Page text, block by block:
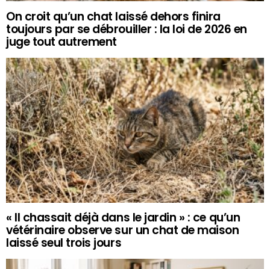
On croit qu’un chat laissé dehors finira
toujours par se débrouiller : la loi de 2026 en
juge tout autrement
« Il chassait déjà dans le jardin » : ce qu’un
vétérinaire observe sur un chat de maison
laissé seul trois jours